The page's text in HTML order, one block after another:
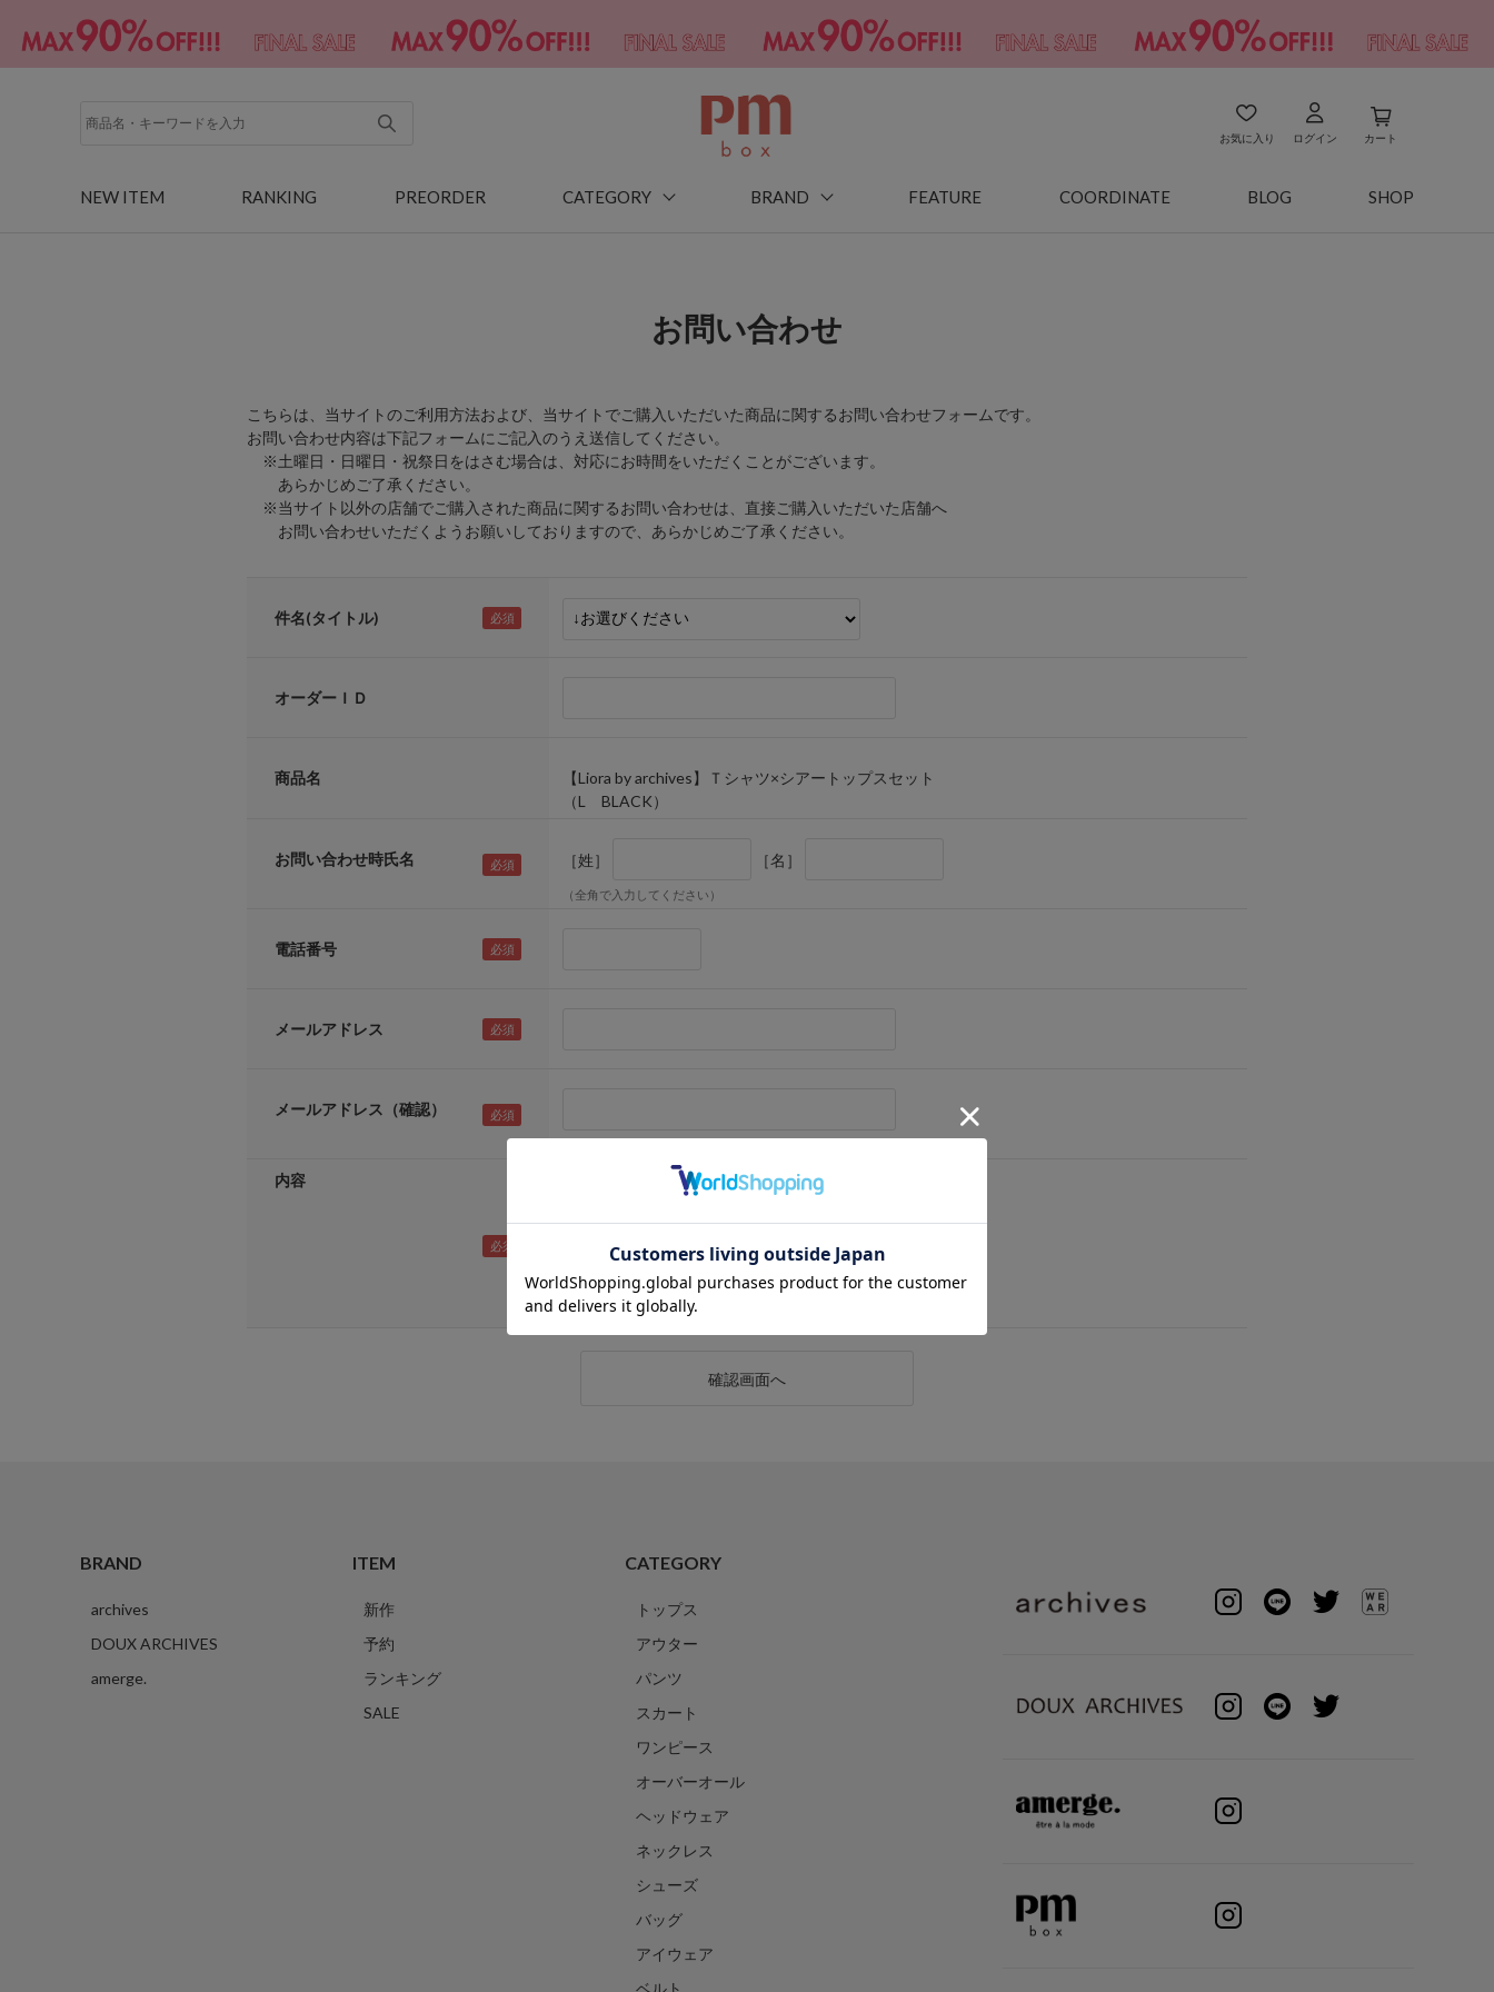
お気に入り ログイン カート
NEW ITEM RANKING PREORDER CATEGORY BRAND FEATURE COORDINATE BLOG SHOP
お問い合わせ
こちらは、当サイトのご利用方法および、当サイトでご購入いただいた商品に関するお問い合わせフォームです。
お問い合わせ内容は下記フォームにご記入のうえ送信してください。
※土曜日・日曜日・祝祭日をはさむ場合は、対応にお時間をいただくことがございます。
あらかじめご了承ください。
※当サイト以外の店舗でご購入された商品に関するお問い合わせは、直接ご購入いただいた店舗へ
お問い合わせいただくようお願いしておりますので、あらかじめご了承ください。
件名(タイトル)
オーダーＩＤ
商品名
【Liora by archives】Ｔシャツ×シアートップスセット
（L BLACK）
お問い合わせ時氏名 ［姓］ ［名］
（全角で入力してください）
電話番号
メールアドレス
メールアドレス（確認）
内容
BRAND
archives
DOUX ARCHIVES
amerge.
ITEM
新作
予約
ランキング
SALE
CATEGORY
トップス
アウター
パンツ
スカート
ワンピース
オーバーオール
ヘッドウェア
ネックレス
シューズ
バッグ
アイウェア
ベルト